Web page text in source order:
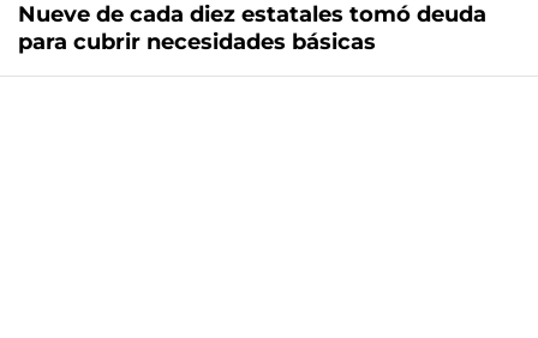
Nueve de cada diez estatales tomó deuda
para cubrir necesidades básicas